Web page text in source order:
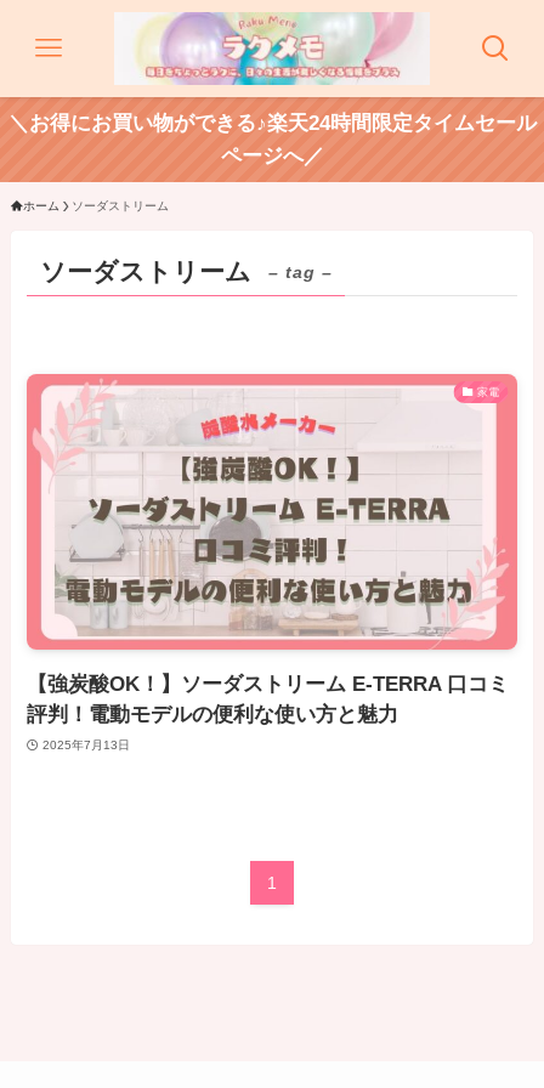
＼お得にお買い物ができる♪楽天24時間限定タイムセール
ページへ／
ホーム ソーダストリーム
ソーダストリーム – tag –
家電
【強炭酸OK！】ソーダストリーム E-TERRA 口コミ
評判！電動モデルの便利な使い方と魅力
2025年7月13日
1